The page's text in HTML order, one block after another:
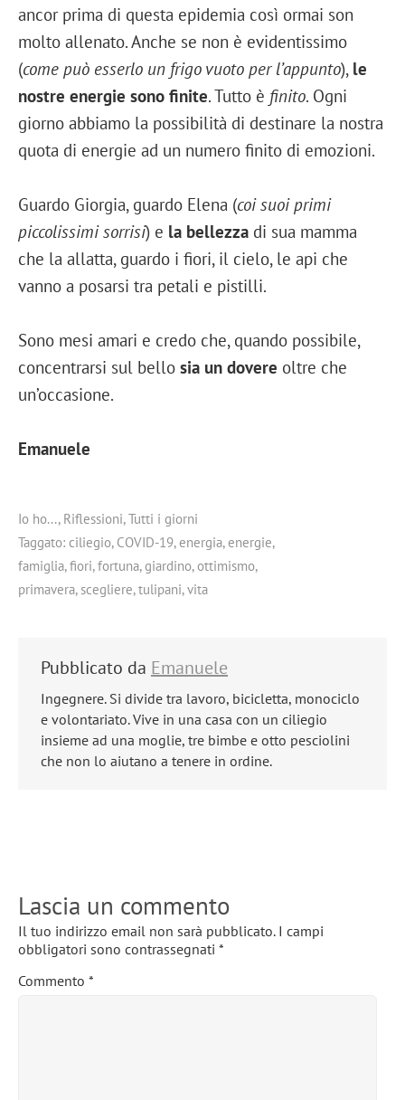
ancor prima di questa epidemia così ormai son
molto allenato. Anche se non è evidentissimo
(come può esserlo un frigo vuoto per l’appunto), le
nostre energie sono finite. Tutto è finito. Ogni
giorno abbiamo la possibilità di destinare la nostra
quota di energie ad un numero finito di emozioni.
Guardo Giorgia, guardo Elena (coi suoi primi
piccolissimi sorrisi) e la bellezza di sua mamma
che la allatta, guardo i fiori, il cielo, le api che
vanno a posarsi tra petali e pistilli.
Sono mesi amari e credo che, quando possibile,
concentrarsi sul bello sia un dovere oltre che
un’occasione.
Emanuele
Io ho..., Riflessioni,Tutti i giorni
Taggato: ciliegio, COVID-19,energia,energie,
famiglia,fiori,fortuna,giardino,ottimismo,
primavera,scegliere,tulipani,vita
Pubblicato da Emanuele
Ingegnere. Si divide tra lavoro, bicicletta, monociclo
e volontariato. Vive in una casa con un ciliegio
insieme ad una moglie, tre bimbe e otto pesciolini
che non lo aiutano a tenere in ordine.
Lascia un commento
Il tuo indirizzo email non sarà pubblicato. I campi
obbligatori sono contrassegnati *
Commento *